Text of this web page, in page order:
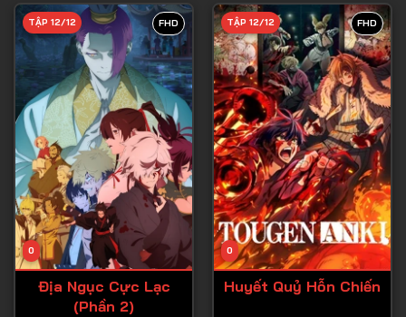
Tập 29
Tập 30
Tập 31
Tập 32
Tập 33
Tập 34
Tập 35
Tập 36
FHD
0
TẬP 12/12
Địa Ngục Cực Lạc
(Phần 2)
FHD
0
TẬP 12/12
Huyết Quỷ Hỗn Chiến